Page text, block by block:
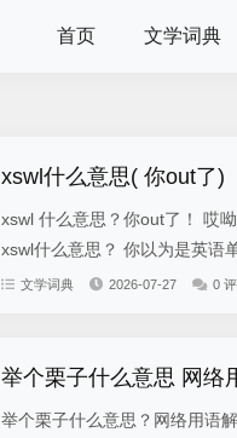
首页 文学词典
xswl什么意思( 你out了)
xswl 什么意思？你out了！ 哎呦喂，看到标题就点进来的朋友们，你们可是真滴out了！ 还不知道
xswl什么意思？ 你以为是英语
文学词典 2026-07-27 0
举个栗子什么意思 网络
举个栗子什么意思？网络用语